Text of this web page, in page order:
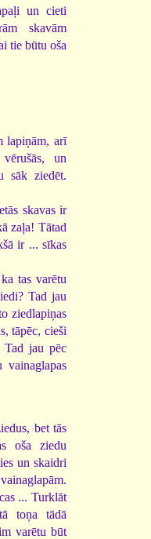
un cieti
skavām
tie būtu oša
lapiņām, arī
un
sāk ziedēt.
skavas ir
zaļa! Tātad
ir ... sīkas
tas varētu
Tad jau
ziedlapiņas
tāpēc, cieši
Tad jau pēc
bet tās
oša ziedu
un skaidri
... Turklāt
toņa tādā
varētu būt